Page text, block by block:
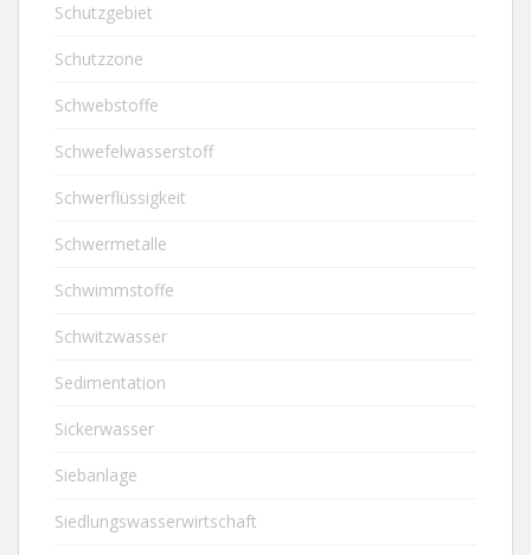
Schutzgebiet
Schutzzone
Schwebstoffe
Schwefelwasserstoff
Schwerflüssigkeit
Schwermetalle
Schwimmstoffe
Schwitzwasser
Sedimentation
Sickerwasser
Siebanlage
Siedlungswasserwirtschaft